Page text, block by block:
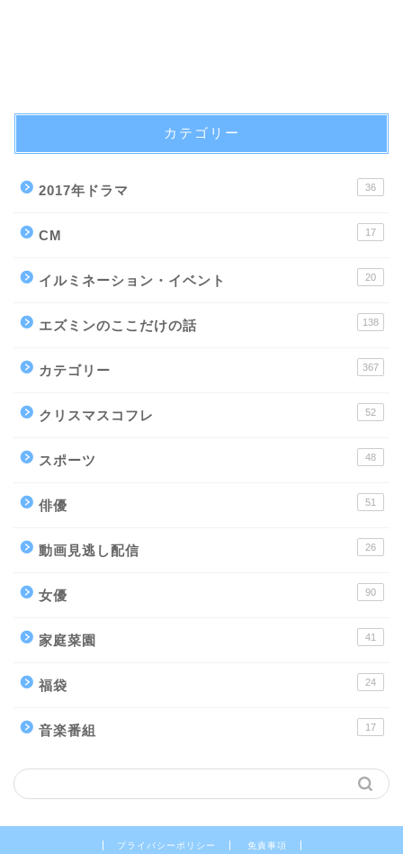
カテゴリー
2017年ドラマ 36
CM 17
イルミネーション・イベント 20
エズミンのここだけの話 138
カテゴリー 367
クリスマスコフレ 52
スポーツ 48
俳優 51
動画見逃し配信 26
女優 90
家庭菜園 41
福袋 24
音楽番組 17
プライバシーポリシー 免責事項